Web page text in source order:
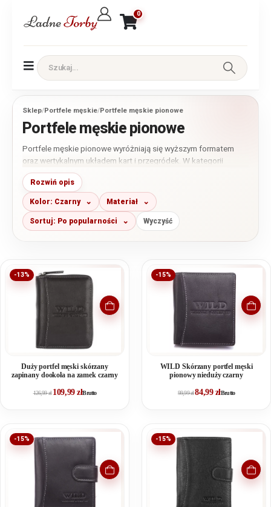
0
Sklep/Portfele męskie/Portfele męskie pionowe
Portfele męskie pionowe
Portfele męskie pionowe wyróżniają się wyższym formatem
oraz wertykalnym układem kart i przegródek. W kategorii
znajdują się małe, średnie i duże modele – klasyczne bez
zapięcia, zapinane na zatrzask albo zamykane na zamek
błyskawiczny. Przed zakupem warto porównać dokładne
wymiary, liczbę miejsc na karty, układ bilonówki i informację o
ochronie RFID.
Rozwiń opis
Kolor: Czarny Materiał
Sortuj: Po popularności Wyczyść
-13%
Duży portfel męski skórzany
zapinany dookoła na zamek czarny
126,99zł 109,99złBrutto
-15%
WILD Skórzany portfel męski
pionowy nieduży czarny
99,99zł84,99 złBrutto
-15% -15%